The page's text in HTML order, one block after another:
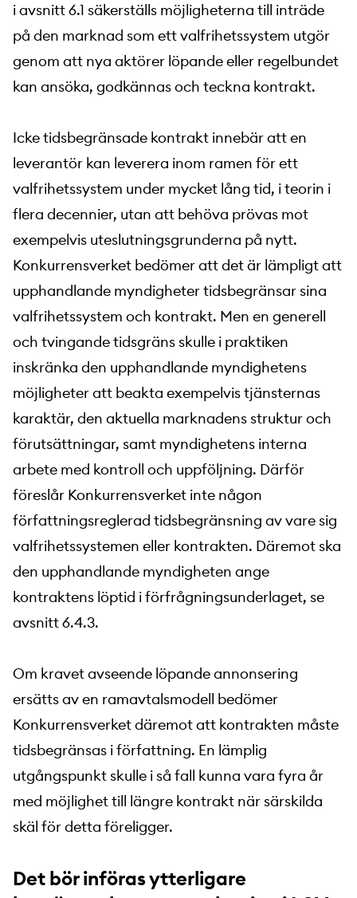
i avsnitt 6.1 säkerställs möjligheterna till inträde
på den marknad som ett valfrihetssystem utgör
genom att nya aktörer löpande eller regelbundet
kan ansöka, godkännas och teckna kontrakt.
Icke tidsbegränsade kontrakt innebär att en
leverantör kan leverera inom ramen för ett
valfrihetssystem under mycket lång tid, i teorin i
flera decennier, utan att behöva prövas mot
exempelvis uteslutningsgrunderna på nytt.
Konkurrensverket bedömer att det är lämpligt att
upphandlande myndigheter tidsbegränsar sina
valfrihetssystem och kontrakt. Men en generell
och tvingande tidsgräns skulle i praktiken
inskränka den upphandlande myndighetens
möjligheter att beakta exempelvis tjänsternas
karaktär, den aktuella marknadens struktur och
förutsättningar, samt myndighetens interna
arbete med kontroll och uppföljning. Därför
föreslår Konkurrensverket inte någon
författningsreglerad tidsbegränsning av vare sig
valfrihetssystemen eller kontrakten. Däremot ska
den upphandlande myndigheten ange
kontraktens löptid i förfrågningsunderlaget, se
avsnitt 6.4.3.
Om kravet avseende löpande annonsering
ersätts av en ramavtalsmodell bedömer
Konkurrensverket däremot att kontrakten måste
tidsbegränsas i författning. En lämplig
utgångspunkt skulle i så fall kunna vara fyra år
med möjlighet till längre kontrakt när särskilda
skäl för detta föreligger.
Det bör införas ytterligare